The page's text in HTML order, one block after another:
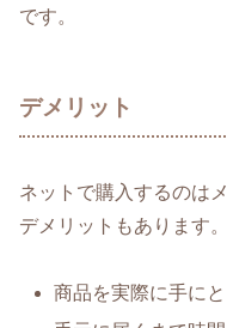
です。
デメリット
ネットで購入するのは
デメリットもあります。
商品を実際に手に